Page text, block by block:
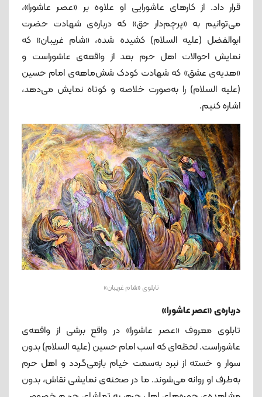
قرار داد. از کارهای عاشورایی او علاوه بر «عصر عاشورا»،
می‌توانیم به «پرچم‌دار حق» که درباره‌ی شهادت حضرت
ابوالفضل (علیه السلام) کشیده شده، «شام غریبان» که
نمایش احوالات اهل حرم بعد از واقعه‌‌ی عاشوراست و
«هدیه‌ی عشق» که شهادت کودک شش‌ماهه‌ی امام حسین
(علیه السلام) را به‌صورت خلاصه و کوتاه نمایش می‌دهد،
اشاره کنیم.
تابلوی «شام غریبان»
درباره‌ی «عصر عاشورا»
تابلوی معروف «عصر عاشورا» در واقع برشی از واقعه‌ی
عاشوراست. لحظه‌ای که اسب امام حسین (علیه السلام) بدون
سوار و خسته از نبرد به‌سمت خیام بازمی‌گردد و اهل حرم
به‌طرف او روانه می‌شوند. ما در صحنه‌ی نمایشی نقاش، بدون